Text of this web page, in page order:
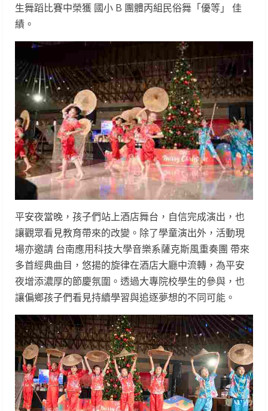
生舞蹈比賽中榮獲 國小 B 團體丙組民俗舞「優等」 佳
績。
平安夜當晚，孩子們站上酒店舞台，自信完成演出，也
讓觀眾看見教育帶來的改變。除了學童演出外，活動現
場亦邀請 台南應用科技大學音樂系薩克斯風重奏團 帶來
多首經典曲目，悠揚的旋律在酒店大廳中流轉，為平安
夜增添濃厚的節慶氛圍。透過大專院校學生的參與，也
讓偏鄉孩子們看見持續學習與追逐夢想的不同可能。